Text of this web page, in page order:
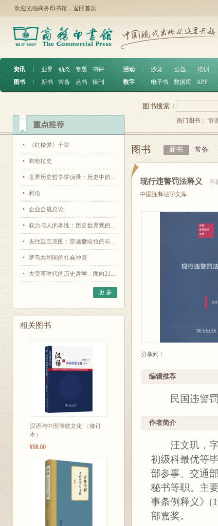
欢迎光临商务印书馆， 返回首页
资讯 ︱ 业界 动态 专题
书评
图书
︱ 新书 常备 丛书 辑刊
活动 沙龙 公益
培训
数字
电子书 数据库 APP
《红楼梦》十讲
布哈拉史
世界历史哲学讲演录：历史中的...
利论
企业合规总论
权力与人的本性：历史世界观的...
去往廷巴克图：穿越撒哈拉的非...
罗马共和国的社会冲突
大变革时代的历史哲学：面向21...
更 多
相关图书
汉语与中国传统文化 （修订
本）
¥98.00
图书搜索：
热门图书： 辞
图书 新书 常备
现行违警罚法释义
平
中国注释法学文库
分享到：
编辑推荐
民国违警罚
作者简介
汪文玑，字定华，1889
科乙等毕业。历任铁道
《违警罚法释义》(1917
部嘉奖。
内容简介